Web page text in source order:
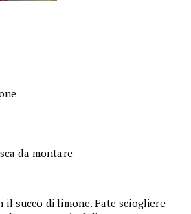
da montare
succo di limone. Fate sciogliere